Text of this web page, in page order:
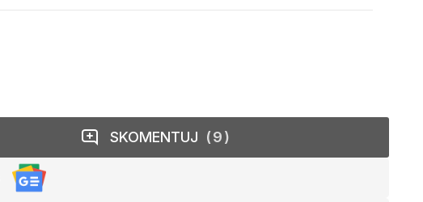
SKOMENTUJ 9